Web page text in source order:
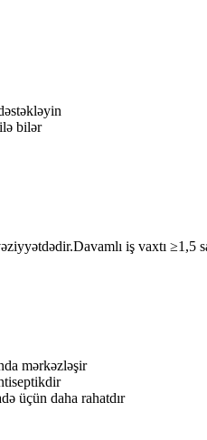
bilər
iş vaxtı ≥1,5
mərkəzləşir
üçün daha rahatdır